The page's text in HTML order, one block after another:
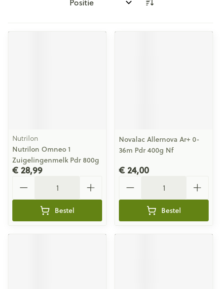
Sorteer op:
Nutrilon
Nutrilon Omneo 1
Zuigelingenmelk Pdr 800g
€ 28,99
Bestel
Novalac Allernova Ar+ 0-
36m Pdr 400g Nf
€ 24,00
Bestel